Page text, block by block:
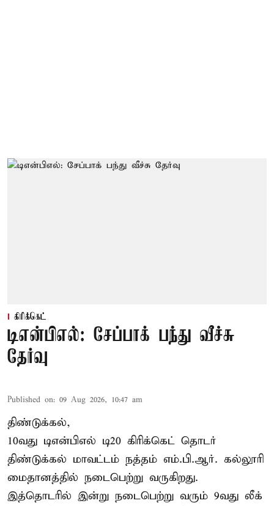
கிரிக்கெட்
டிஎன்பிஎல்: சேப்பாக் பந்து வீச்சு
தேர்வு
Published on: 09 Aug 2026, 10:47 am
திண்டுக்கல்,
10வது டிஎன்பிஎல் டி20 கிரிக்கெட் தொடர்
திண்டுக்கல் மாவட்டம் நத்தம் எம்.பி.ஆர். கல்லூரி
மைதானத்தில் நடைபெற்று வருகிறது.
இத்தொடரில் இன்று நடைபெற்று வரும் 9வது லீக்